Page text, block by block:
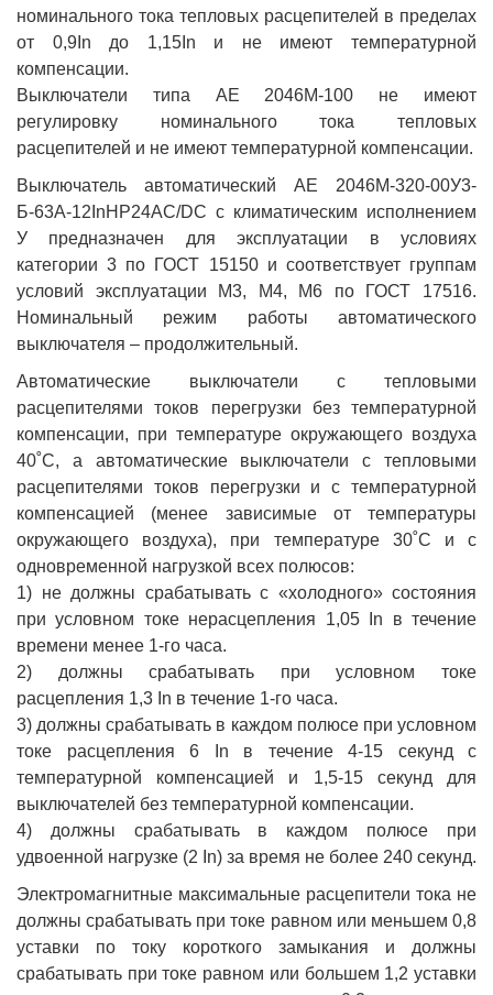
номинального тока тепловых расцепителей в пределах
от 0,9In до 1,15In и не имеют температурной
компенсации.
Выключатели типа АЕ 2046М-100 не имеют
регулировку номинального тока тепловых
расцепителей и не имеют температурной компенсации.
Выключатель автоматический АЕ 2046М-320-00У3-
Б-63А-12InНР24AC/DC с климатическим исполнением
У предназначен для эксплуатации в условиях
категории 3 по ГОСТ 15150 и соответствует группам
условий эксплуатации М3, М4, М6 по ГОСТ 17516.
Номинальный режим работы автоматического
выключателя – продолжительный.
Автоматические выключатели с тепловыми
расцепителями токов перегрузки без температурной
компенсации, при температуре окружающего воздуха
40˚С, а автоматические выключатели с тепловыми
расцепителями токов перегрузки и с температурной
компенсацией (менее зависимые от температуры
окружающего воздуха), при температуре 30˚С и с
одновременной нагрузкой всех полюсов:
1) не должны срабатывать с «холодного» состояния
при условном токе нерасцепления 1,05 In в течение
времени менее 1-го часа.
2) должны срабатывать при условном токе
расцепления 1,3 In в течение 1-го часа.
3) должны срабатывать в каждом полюсе при условном
токе расцепления 6 In в течение 4-15 секунд с
температурной компенсацией и 1,5-15 секунд для
выключателей без температурной компенсации.
4) должны срабатывать в каждом полюсе при
удвоенной нагрузке (2 In) за время не более 240 секунд.
Электромагнитные максимальные расцепители тока не
должны срабатывать при токе равном или меньшем 0,8
уставки по току короткого замыкания и должны
срабатывать при токе равном или большем 1,2 уставки